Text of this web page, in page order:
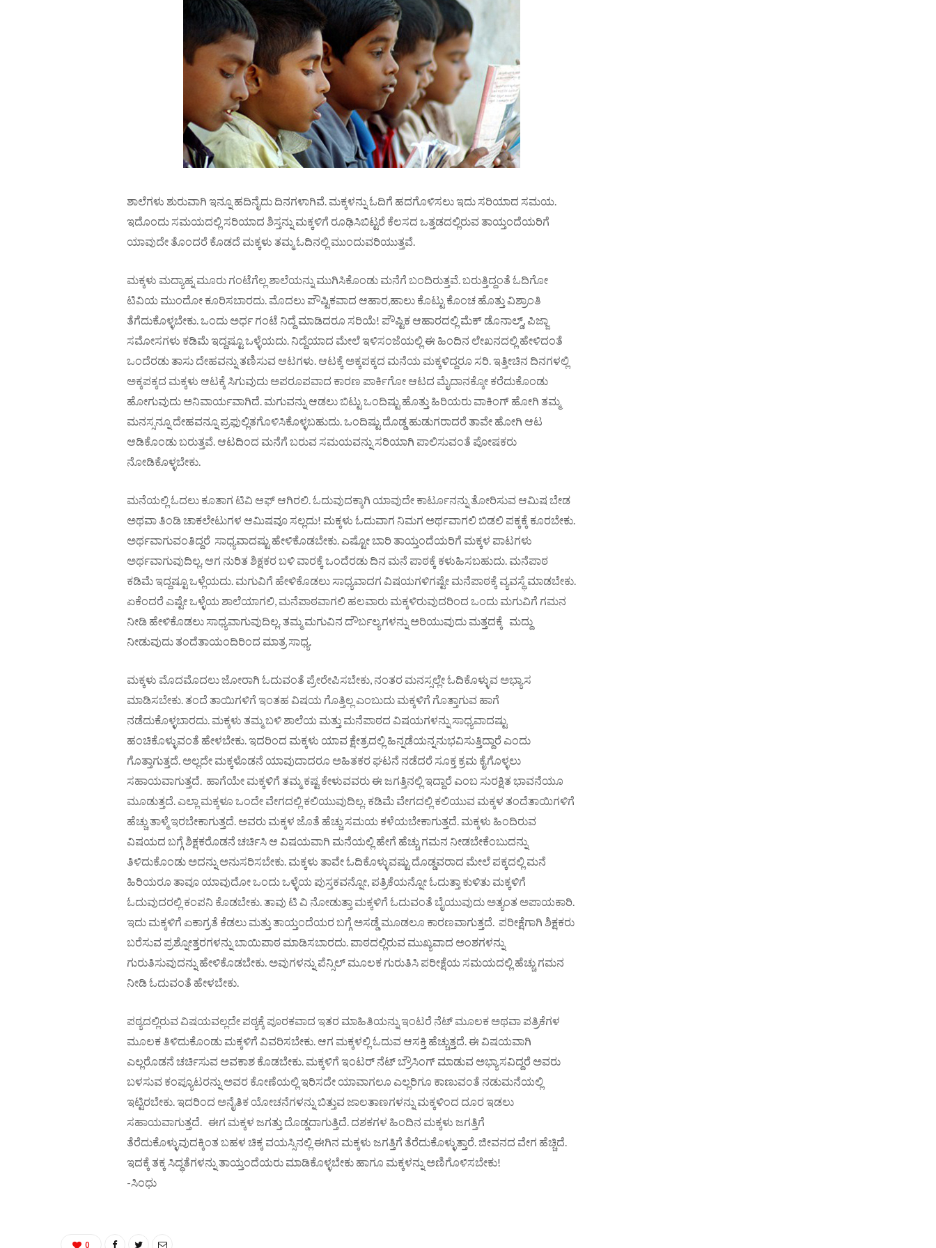
ಶಾಲೆಗಳು ಶುರುವಾಗಿ ಇನ್ನೂ ಹದಿನೈದು ದಿನಗಳಾಗಿವೆ. ಮಕ್ಕಳನ್ನು ಓದಿಗೆ ಹದಗೊಳಿಸಲು ಇದು ಸರಿಯಾದ ಸಮಯ.
ಇದೊಂದು ಸಮಯದಲ್ಲಿ ಸರಿಯಾದ ಶಿಸ್ತನ್ನು ಮಕ್ಕಳಿಗೆ ರೂಢಿಸಿಬಿಟ್ಟರೆ ಕೆಲಸದ ಒತ್ತಡದಲ್ಲಿರುವ ತಾಯ್ತಂದೆಯರಿಗೆ
ಯಾವುದೇ ತೊಂದರೆ ಕೊಡದೆ ಮಕ್ಕಳು ತಮ್ಮ ಓದಿನಲ್ಲಿ ಮುಂದುವರಿಯುತ್ತವೆ.
ಮಕ್ಕಳು ಮದ್ಯಾಹ್ನ ಮೂರು ಗಂಟೆಗೆಲ್ಲ ಶಾಲೆಯನ್ನು ಮುಗಿಸಿಕೊಂಡು ಮನೆಗೆ ಬಂದಿರುತ್ತವೆ. ಬರುತ್ತಿದ್ದಂತೆ ಓದಿಗೋ
ಟಿವಿಯ ಮುಂದೋ ಕೂರಿಸಬಾರದು. ಮೊದಲು ಪೌಷ್ಟಿಕವಾದ ಆಹಾರ,ಹಾಲು ಕೊಟ್ಟು ಕೊಂಚ ಹೊತ್ತು ವಿಶ್ರಾಂತಿ
ತೆಗೆದುಕೊಳ್ಳಬೇಕು. ಒಂದು ಅರ್ಧ ಗಂಟೆ ನಿದ್ದೆ ಮಾಡಿದರೂ ಸರಿಯೆ! ಪೌಷ್ಟಿಕ ಆಹಾರದಲ್ಲಿ ಮೆಕ್ ಡೊನಾಲ್ಡ್, ಪಿಜ್ಜಾ
ಸಮೋಸಗಳು ಕಡಿಮೆ ಇದ್ದಷ್ಟೂ ಒಳ್ಳೆಯದು. ನಿದ್ದೆಯಾದ ಮೇಲೆ ಇಳಿಸಂಜೆಯಲ್ಲಿ ಈ ಹಿಂದಿನ ಲೇಖನದಲ್ಲಿ ಹೇಳಿದಂತೆ
ಒಂದೆರಡು ತಾಸು ದೇಹವನ್ನು ತಣಿಸುವ ಆಟಗಳು. ಆಟಕ್ಕೆ ಅಕ್ಕಪಕ್ಕದ ಮನೆಯ ಮಕ್ಕಳಿದ್ದರೂ ಸರಿ. ಇತ್ತೀಚಿನ ದಿನಗಳಲ್ಲಿ
ಅಕ್ಕಪಕ್ಕದ ಮಕ್ಕಳು ಆಟಕ್ಕೆ ಸಿಗುವುದು ಅಪರೂಪವಾದ ಕಾರಣ ಪಾರ್ಕಿಗೋ ಆಟದ ಮೈದಾನಕ್ಕೋ ಕರೆದುಕೊಂಡು
ಹೋಗುವುದು ಅನಿವಾರ್ಯವಾಗಿದೆ. ಮಗುವನ್ನು ಆಡಲು ಬಿಟ್ಟು ಒಂದಿಷ್ಟು ಹೊತ್ತು ಹಿರಿಯರು ವಾಕಿಂಗ್ ಹೋಗಿ ತಮ್ಮ
ಮನಸ್ಸನ್ನೂ ದೇಹವನ್ನೂ ಪ್ರಫುಲ್ಲಿತಗೊಳಿಸಿಕೊಳ್ಳಬಹುದು. ಒಂದಿಷ್ಟು ದೊಡ್ಡ ಹುಡುಗರಾದರೆ ತಾವೇ ಹೋಗಿ ಆಟ
ಆಡಿಕೊಂಡು ಬರುತ್ತವೆ. ಆಟದಿಂದ ಮನೆಗೆ ಬರುವ ಸಮಯವನ್ನು ಸರಿಯಾಗಿ ಪಾಲಿಸುವಂತೆ ಪೋಷಕರು
ನೋಡಿಕೊಳ್ಳಬೇಕು.
ಮನೆಯಲ್ಲಿ ಓದಲು ಕೂತಾಗ ಟಿವಿ ಆಫ್ ಆಗಿರಲಿ. ಓದುವುದಕ್ಕಾಗಿ ಯಾವುದೇ ಕಾರ್ಟೂನನ್ನು ತೋರಿಸುವ ಆಮಿಷ ಬೇಡ
ಅಥವಾ ತಿಂಡಿ ಚಾಕಲೇಟುಗಳ ಆಮಿಷವೂ ಸಲ್ಲದು! ಮಕ್ಕಳು ಓದುವಾಗ ನಿಮಗ ಅರ್ಥವಾಗಲಿ ಬಿಡಲಿ ಪಕ್ಕಕ್ಕೆ ಕೂರಬೇಕು.
ಅರ್ಥವಾಗುವಂತಿದ್ದರೆ ಸಾಧ್ಯವಾದಷ್ಟು ಹೇಳಿಕೊಡಬೇಕು. ಎಷ್ಟೋ ಬಾರಿ ತಾಯ್ತಂದೆಯರಿಗೆ ಮಕ್ಕಳ ಪಾಟಗಳು
ಅರ್ಥವಾಗುವುದಿಲ್ಲ. ಆಗ ನುರಿತ ಶಿಕ್ಷಕರ ಬಳಿ ವಾರಕ್ಕೆ ಒಂದೆರಡು ದಿನ ಮನೆ ಪಾಠಕ್ಕೆ ಕಳುಹಿಸಬಹುದು. ಮನೆಪಾಠ
ಕಡಿಮೆ ಇದ್ದಷ್ಟೂ ಒಳ್ಲೆಯದು. ಮಗುವಿಗೆ ಹೇಳಿಕೊಡಲು ಸಾಧ್ಯವಾದಗ ವಿಷಯಗಳಿಗಷ್ಟೇ ಮನೆಪಾಠಕ್ಕೆ ವ್ಯವಸ್ಥೆ ಮಾಡಬೇಕು.
ಏಕೆಂದರೆ ಎಷ್ಟೇ ಒಳ್ಳೆಯ ಶಾಲೆಯಾಗಲಿ, ಮನೆಪಾಠವಾಗಲಿ ಹಲವಾರು ಮಕ್ಕಳಿರುವುದರಿಂದ ಒಂದು ಮಗುವಿಗೆ ಗಮನ
ನೀಡಿ ಹೇಳಿಕೊಡಲು ಸಾಧ್ಯವಾಗುವುದಿಲ್ಲ. ತಮ್ಮ ಮಗುವಿನ ದೌರ್ಬಲ್ಯಗಳನ್ನು ಅರಿಯುವುದು ಮತ್ತದಕ್ಕೆ ಮದ್ದು
ನೀಡುವುದು ತಂದೆತಾಯಂದಿರಿಂದ ಮಾತ್ರ ಸಾಧ್ಯ.
ಮಕ್ಕಳು ಮೊದಮೊದಲು ಜೋರಾಗಿ ಓದುವಂತೆ ಪ್ರೇರೇಪಿಸಬೇಕು, ನಂತರ ಮನಸ್ಸಲ್ಲೇ ಓದಿಕೊಳ್ಳುವ ಅಭ್ಯಾಸ
ಮಾಡಿಸಬೇಕು. ತಂದೆ ತಾಯಿಗಳಿಗೆ ಇಂತಹ ವಿಷಯ ಗೊತ್ತಿಲ್ಲ ಎಂಬುದು ಮಕ್ಕಳಿಗೆ ಗೊತ್ತಾಗುವ ಹಾಗೆ
ನಡೆದುಕೊಳ್ಳಬಾರದು. ಮಕ್ಕಳು ತಮ್ಮ ಬಳಿ ಶಾಲೆಯ ಮತ್ತು ಮನೆಪಾಠದ ವಿಷಯಗಳನ್ನು ಸಾಧ್ಯವಾದಷ್ಟು
ಹಂಚಿಕೊಳ್ಳುವಂತೆ ಹೇಳಬೇಕು. ಇದರಿಂದ ಮಕ್ಕಳು ಯಾವ ಕ್ಷೇತ್ರದಲ್ಲಿ ಹಿನ್ನಡೆಯನ್ನನುಭವಿಸುತ್ತಿದ್ದಾರೆ ಎಂದು
ಗೊತ್ತಾಗುತ್ತದೆ. ಅಲ್ಲದೇ ಮಕ್ಕಳೊಡನೆ ಯಾವುದಾದರೂ ಅಹಿತಕರ ಘಟನೆ ನಡೆದರೆ ಸೂಕ್ತ ಕ್ರಮ ಕೈಗೊಳ್ಳಲು
ಸಹಾಯವಾಗುತ್ತದೆ. ಹಾಗೆಯೇ ಮಕ್ಕಳಿಗೆ ತಮ್ಮ ಕಷ್ಟ ಕೇಳುವವರು ಈ ಜಗತ್ತಿನಲ್ಲಿ ಇದ್ದಾರೆ ಎಂಬ ಸುರಕ್ಷಿತ ಭಾವನೆಯೂ
ಮೂಡುತ್ತದೆ. ಎಲ್ಲಾ ಮಕ್ಕಳೂ ಒಂದೇ ವೇಗದಲ್ಲಿ ಕಲಿಯುವುದಿಲ್ಲ. ಕಡಿಮೆ ವೇಗದಲ್ಲಿ ಕಲಿಯುವ ಮಕ್ಕಳ ತಂದೆತಾಯಿಗಳಿಗೆ
ಹೆಚ್ಚು ತಾಳ್ಮೆ ಇರಬೇಕಾಗುತ್ತದೆ. ಅವರು ಮಕ್ಕಳ ಜೊತೆ ಹೆಚ್ಚು ಸಮಯ ಕಳೆಯಬೇಕಾಗುತ್ತದೆ. ಮಕ್ಕಳು ಹಿಂದಿರುವ
ವಿಷಯದ ಬಗ್ಗೆ ಶಿಕ್ಷಕರೊಡನೆ ಚರ್ಚಿಸಿ ಆ ವಿಷಯವಾಗಿ ಮನೆಯಲ್ಲಿ ಹೇಗೆ ಹೆಚ್ಚು ಗಮನ ನೀಡಬೇಕೆಂಬುದನ್ನು
ತಿಳಿದುಕೊಂಡು ಅದನ್ನು ಅನುಸರಿಸಬೇಕು. ಮಕ್ಕಳು ತಾವೇ ಓದಿಕೊಳ್ಳುವಷ್ಟು ದೊಡ್ಡವರಾದ ಮೇಲೆ ಪಕ್ಕದಲ್ಲಿ ಮನೆ
ಹಿರಿಯರೂ ತಾವೂ ಯಾವುದೋ ಒಂದು ಒಳ್ಳೆಯ ಪುಸ್ತಕವನ್ನೋ, ಪತ್ರಿಕೆಯನ್ನೋ ಓದುತ್ತಾ ಕುಳಿತು ಮಕ್ಕಳಿಗೆ
ಓದುವುದರಲ್ಲಿ ಕಂಪನಿ ಕೊಡಬೇಕು. ತಾವು ಟಿ ವಿ ನೋಡುತ್ತಾ ಮಕ್ಕಳಿಗೆ ಓದುವಂತೆ ಬೈಯುವುದು ಅತ್ಯಂತ ಅಪಾಯಕಾರಿ.
ಇದು ಮಕ್ಕಳಿಗೆ ಏಕಾಗ್ರತೆ ಕೆಡಲು ಮತ್ತು ತಾಯ್ತಂದೆಯರ ಬಗ್ಗೆ ಅಸಡ್ಡೆ ಮೂಡಲೂ ಕಾರಣವಾಗುತ್ತದೆ. ಪರೀಕ್ಷೆಗಾಗಿ ಶಿಕ್ಷಕರು
ಬರೆಸುವ ಪ್ರಶ್ನೋತ್ತರಗಳನ್ನು ಬಾಯಿಪಾಠ ಮಾಡಿಸಬಾರದು. ಪಾಠದಲ್ಲಿರುವ ಮುಖ್ಯವಾದ ಅಂಶಗಳನ್ನು
ಗುರುತಿಸುವುದನ್ನು ಹೇಳಿಕೊಡಬೇಕು. ಅವುಗಳನ್ನು ಪೆನ್ಸಿಲ್ ಮೂಲಕ ಗುರುತಿಸಿ ಪರೀಕ್ಷೆಯ ಸಮಯದಲ್ಲಿ ಹೆಚ್ಚು ಗಮನ
ನೀಡಿ ಓದುವಂತೆ ಹೇಳಬೇಕು.
ಪಠ್ಯದಲ್ಲಿರುವ ವಿಷಯವಲ್ಲದೇ ಪಠ್ಯಕ್ಕೆ ಪೂರಕವಾದ ಇತರ ಮಾಹಿತಿಯನ್ನು ಇಂಟರೆ ನೆಟ್ ಮೂಲಕ ಅಥವಾ ಪತ್ರಿಕೆಗಳ
ಮೂಲಕ ತಿಳಿದುಕೊಂಡು ಮಕ್ಕಳಿಗೆ ವಿವರಿಸಬೇಕು. ಆಗ ಮಕ್ಕಳಲ್ಲಿ ಓದುವ ಆಸಕ್ತಿ ಹೆಚ್ಚುತ್ತದೆ. ಈ ವಿಷಯವಾಗಿ
ಎಲ್ಲರೊಡನೆ ಚರ್ಚಿಸುವ ಅವಕಾಶ ಕೊಡಬೇಕು. ಮಕ್ಕಳಿಗೆ ಇಂಟರ್ ನೆಟ್ ಬ್ರೌಸಿಂಗ್ ಮಾಡುವ ಅಭ್ಯಾಸವಿದ್ದರೆ ಅವರು
ಬಳಸುವ ಕಂಪ್ಯೂಟರನ್ನು ಅವರ ಕೋಣೆಯಲ್ಲಿ ಇರಿಸದೇ ಯಾವಾಗಲೂ ಎಲ್ಲರಿಗೂ ಕಾಣುವಂತೆ ನಡುಮನೆಯಲ್ಲಿ
ಇಟ್ಟಿರಬೇಕು. ಇದರಿಂದ ಅನೈತಿಕ ಯೋಚನೆಗಳನ್ನು ಬಿತ್ತುವ ಜಾಲತಾಣಗಳನ್ನು ಮಕ್ಕಳಿಂದ ದೂರ ಇಡಲು
ಸಹಾಯವಾಗುತ್ತದೆ. ಈಗ ಮಕ್ಕಳ ಜಗತ್ತು ದೊಡ್ಡದಾಗುತ್ತಿದೆ. ದಶಕಗಳ ಹಿಂದಿನ ಮಕ್ಕಳು ಜಗತ್ತಿಗೆ
ತೆರೆದುಕೊಳ್ಳುವುದಕ್ಕಿಂತ ಬಹಳ ಚಿಕ್ಕ ವಯಸ್ಸಿನಲ್ಲಿ ಈಗಿನ ಮಕ್ಕಳು ಜಗತ್ತಿಗೆ ತೆರೆದುಕೊಳ್ಳುತ್ತಾರೆ. ಜೀವನದ ವೇಗ ಹೆಚ್ಚಿದೆ.
ಇದಕ್ಕೆ ತಕ್ಕ ಸಿದ್ಧತೆಗಳನ್ನು ತಾಯ್ತಂದೆಯರು ಮಾಡಿಕೊಳ್ಳಬೇಕು ಹಾಗೂ ಮಕ್ಕಳನ್ನು ಅಣಿಗೊಳಿಸಬೇಕು!
-ಸಿಂಧು
0